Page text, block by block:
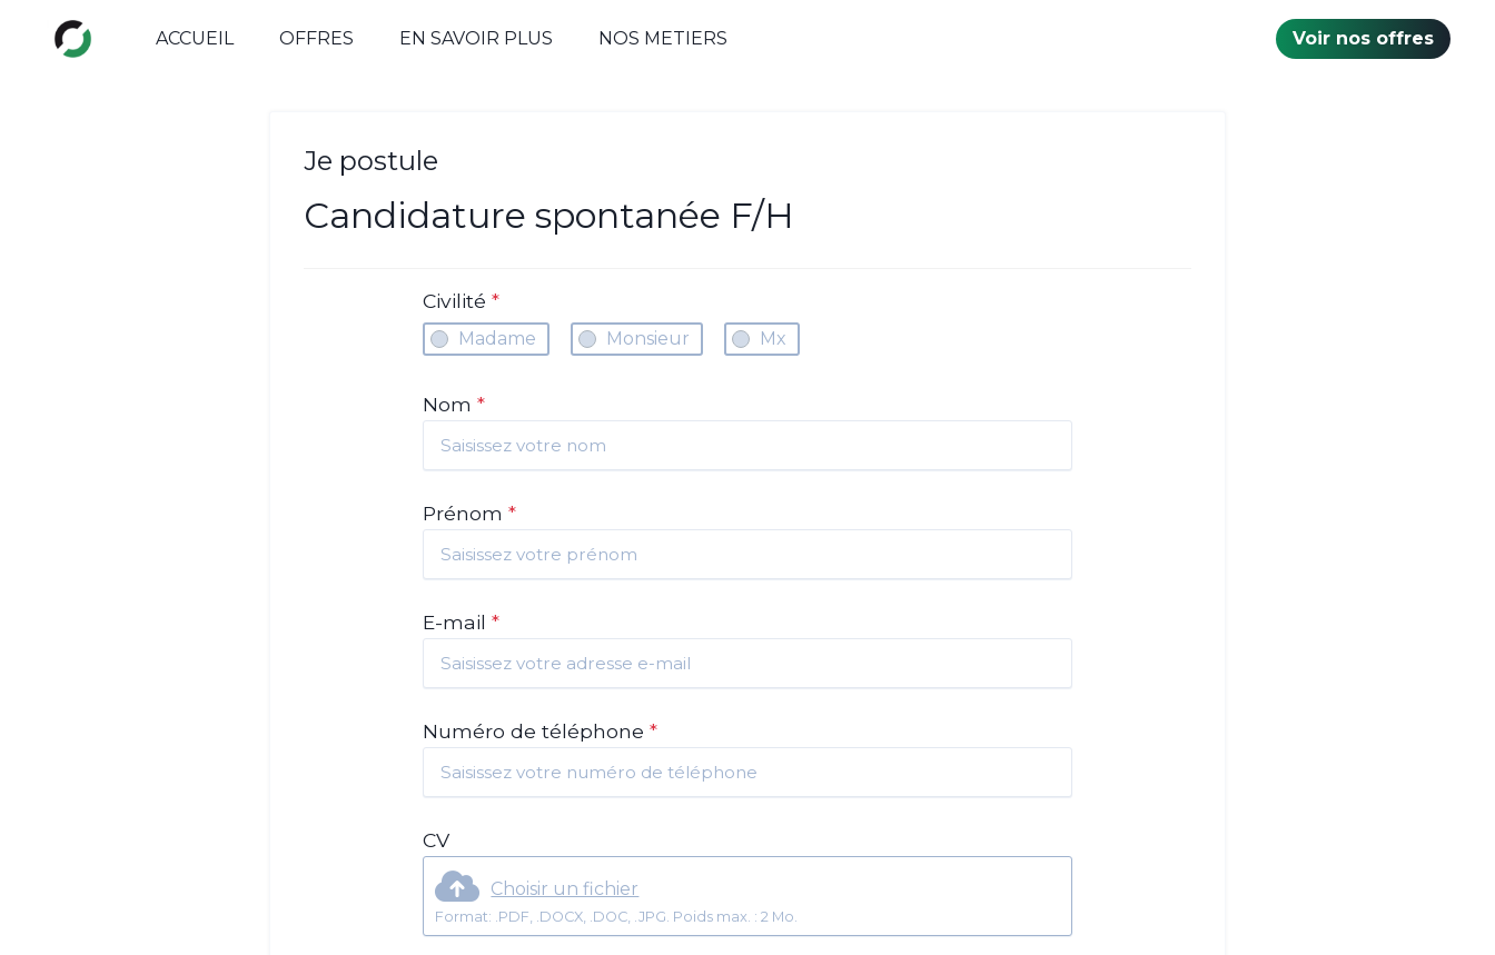
ACCUEIL OFFRES EN SAVOIR PLUS NOS METIERS Voir nos offres
Je postule
Candidature spontanée F/H
Civilité*
Madame Monsieur Mx
Nom*
Prénom*
E-mail*
Numéro de téléphone*
CV
Choisir un fichier
Format: .PDF, .DOCX, .DOC, .JPG. Poids max. : 2 Mo.